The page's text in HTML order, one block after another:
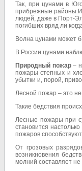
Так, при цунами в
прибрежные районы
людей, даже в Порт-
погибших вряд ли
Волна цунами может
В России цунами
Природный пожар–
пожары степных и
убытки и, порой,
Лесной пожар – это
Такие бедствия
Лесные пожары при
становится
пожаров
От грозовых
возникновения
молний составляет